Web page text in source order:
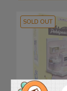
SOLD OUT